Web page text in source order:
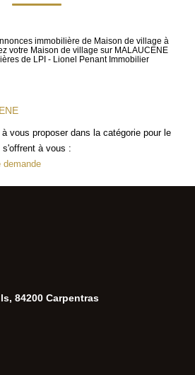
CONTACTimmobilière de Maison de village à
votre Maison de village sur MALAUCENE
de LPI - Lionel Penant Immobilier
vous proposer dans la catégorie pour le
à vous :
demande
84200 Carpentras